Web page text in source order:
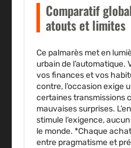
Comparatif
atouts et limites
Ce palmarès met en
urbain de
vos finances et vos
contre, l’occasion exige
certaines transmissions
mauvaises surprises.
stimule l’exigence,
le monde. *Chaque
entre pragmatisme et